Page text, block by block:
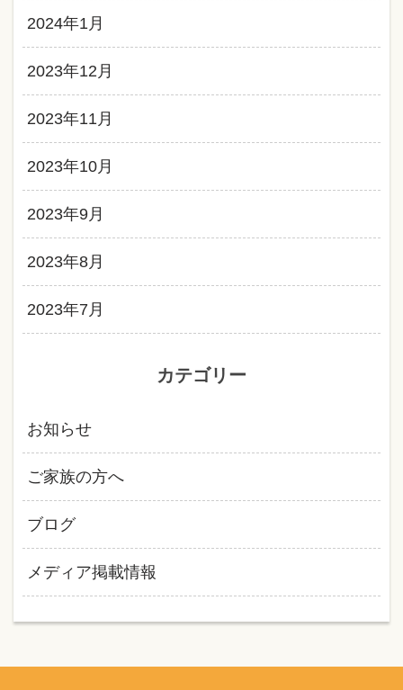
2024年1月
2023年12月
2023年11月
2023年10月
2023年9月
2023年8月
2023年7月
カテゴリー
お知らせ
ご家族の方へ
ブログ
メディア掲載情報